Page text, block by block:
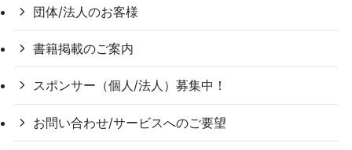
団体/法人のお客様
書籍掲載のご案内
スポンサー（個人/法人）募集中！
お問い合わせ/サービスへのご要望